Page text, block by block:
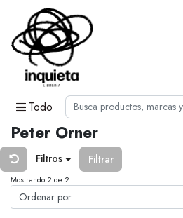
Todo
Peter Orner
Filtros Filtrar
Mostrando 2 de 2